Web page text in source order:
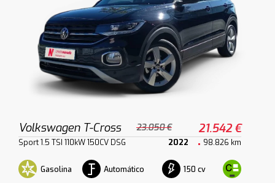
Volkswagen T-Cross 23.050 € 21.542 €
Sport 1.5 TSI 110kW 150CV DSG 2022 98.826 km
Gasolina Automático 150 cv